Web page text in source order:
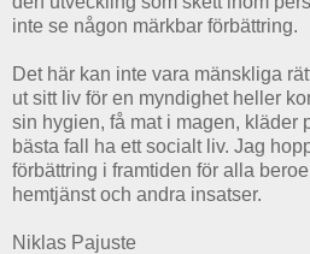
inte se någon märkbar förbättring.
Det här kan inte vara mänskliga
ut sitt liv för en myndighet heller
sin hygien, få mat i magen, kläder
bästa fall ha ett socialt liv. Jag
förbättring i framtiden för alla
hemtjänst och andra insatser.
Niklas Pajuste